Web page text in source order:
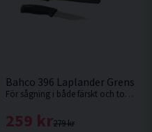
Bahco 396 Laplander
För sågning i både färskt och torrt trä, plast, ben m.m.
279 kr
259 kr